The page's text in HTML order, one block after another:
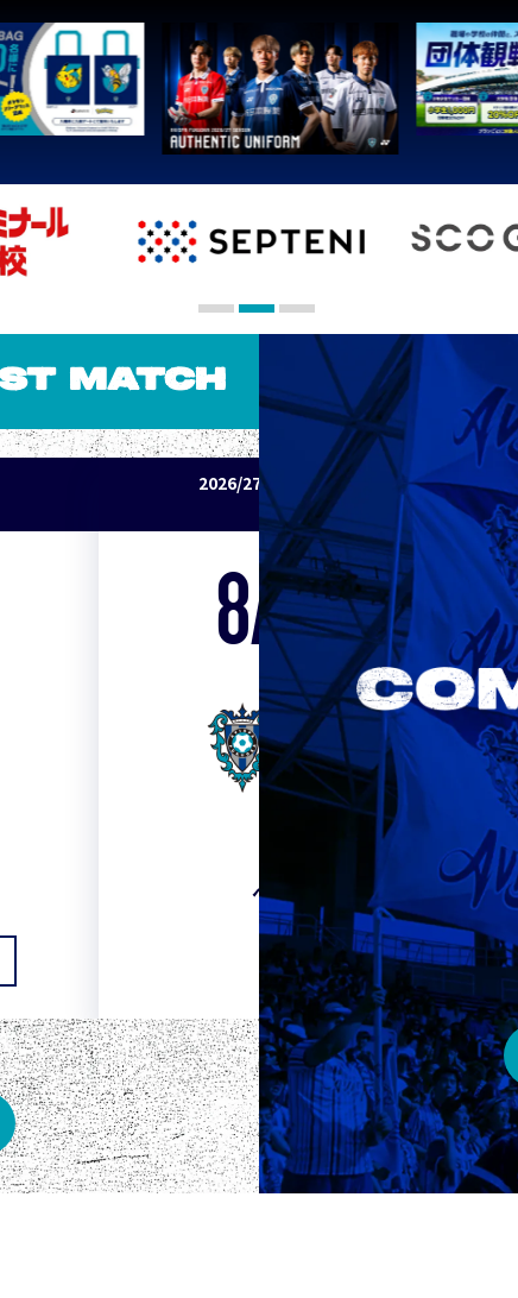
MATCH
2026/27明治安田J1リーグ アビスパ福
岡 vs セレッソ大阪
8/15Sat. 19:00
VS
ベスト電器スタジアム
チケット情報